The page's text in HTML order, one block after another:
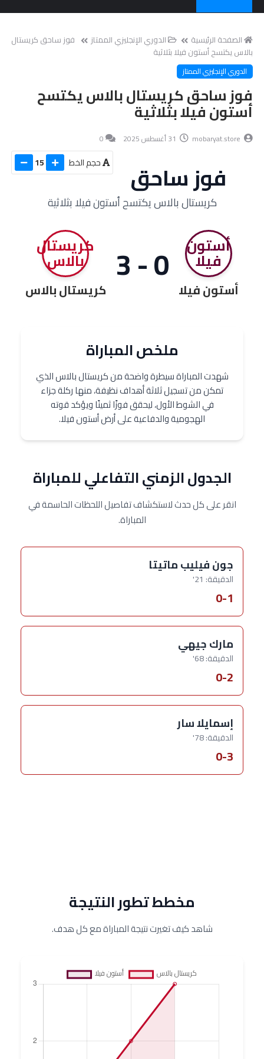
الصفحة الرئيسية الدوري الإنجليزي الممتاز
فوز ساحق كريستال
بالاس يكتسح أستون فيلا بثلاثية
الدوري الإنجليزي الممتاز
فوز ساحق كريستال بالاس يكتسح
أستون فيلا بثلاثية
mobaryat.store
0
حجم الخط 15 فوز ساحق
كريستال بالاس يكتسح أستون فيلا بثلاثية
أستون
فيلا
أستون فيلا 0 - 3 كريستال
بالاس
كريستال بالاس
ملخص المباراة
شهدت المباراة سيطرة واضحة من كريستال بالاس الذي
تمكن من تسجيل ثلاثة أهداف نظيفة، منها ركلة جزاء
في الشوط الأول، ليحقق فوزًا ثمينًا ويؤكد قوته
الهجومية والدفاعية على أرض أستون فيلا.
الجدول الزمني التفاعلي للمباراة
انقر على كل حدث لاستكشاف تفاصيل اللحظات الحاسمة في
المباراة.
جون فيليب ماتيتا
الدقيقة: 21'
0-1
مارك جيهي
الدقيقة: 68'
0-2
إسمايلا سار
الدقيقة: 78'
0-3
مخطط تطور النتيجة
شاهد كيف تغيرت نتيجة المباراة مع كل هدف.